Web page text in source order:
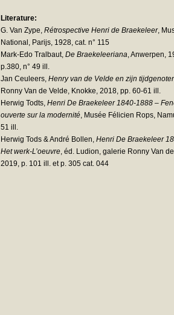
Literature:
G. Van Zype, Rétrospective Henri de Braekeleer,
National, Parijs, 1928, cat. n° 115
Mark-Edo Tralbaut, De Braekeleeriana, Anwerpen,
p.380, n° 49 ill.
Jan Ceuleers, Henry van de Velde en zijn
Ronny Van de Velde, Knokke, 2018, pp. 60-61 ill.
Herwig Todts, Henri De Braekeleer 1840-1888 –
ouverte sur la modernité, Musée Félicien Rops,
51 ill.
Herwig Tods & André Bollen, Henri De Braekeleer
Het werk-L’oeuvre, éd. Ludion, galerie Ronny Van
2019, p. 101 ill. et p. 305 cat. 044